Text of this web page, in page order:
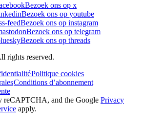
Bezoek ons op x
Bezoek ons op youtube
feedBezoek ons op instagram
Bezoek ons op telegram
Bezoek ons op threads
rights reserved.
Politique cookies
Conditions d’abonnement
reCAPTCHA, and the Google Privacy
apply.